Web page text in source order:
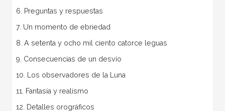
6. Preguntas y respuestas
7. Un momento de ebriedad
8. A setenta y ocho mil ciento catorce leguas
9. Consecuencias de un desvío
10. Los observadores de la Luna
11. Fantasía y realismo
12. Detalles orográficos